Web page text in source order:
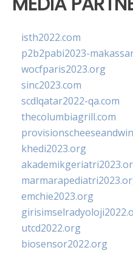
isth2022.com
p2b2pabi2023-
wocfparis2023.org
sinc2023.com
scdlqatar2022-qa.com
thecolumbiagrill.com
khedi2023.org
emchie2023.org
utcd2022.org
biosensor2022.org